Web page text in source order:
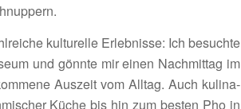
kultu­relle Erleb­nisse: Ich besuchte
und gönnte mir einen Nach­mittag im
Auszeit vom Alltag. Auch kuli­na­
Küche bis hin zum besten Pho in